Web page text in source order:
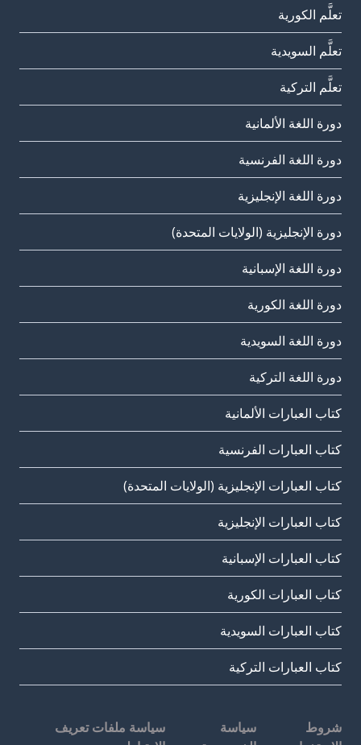
تعلَّم الكورية
تعلَّم السويدية
تعلَّم التركية
دورة اللغة الألمانية
دورة اللغة الفرنسية
دورة اللغة الإنجليزية
دورة الإنجليزية (الولايات المتحدة)
دورة اللغة الإسبانية
دورة اللغة الكورية
دورة اللغة السويدية
دورة اللغة التركية
كتاب العبارات الألمانية
كتاب العبارات الفرنسية
كتاب العبارات الإنجليزية (الولايات المتحدة)
كتاب العبارات الإنجليزية
كتاب العبارات الإسبانية
كتاب العبارات الكورية
كتاب العبارات السويدية
كتاب العبارات التركية
شروط
سياسة
سياسة ملفات تعريف